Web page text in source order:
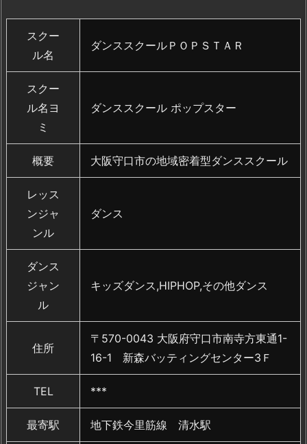
スクー
ル名
ダンススクールＰＯＰＳＴＡＲ
スクー
ル名ヨ
ミ
ダンススクール ポップスター
概要 大阪守口市の地域密着型ダンススクール
レッス
ンジャ
ンル
ダンス
ダンス
ジャン
ル
キッズダンス,HIPHOP,その他ダンス
住所
〒570-0043 大阪府守口市南寺方東通1-
16-1 新森バッティングセンター3Ｆ
TEL ***
最寄駅 地下鉄今里筋線 清水駅